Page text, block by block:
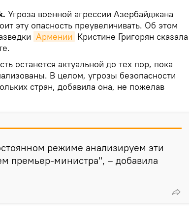
Угроза военной агрессии Азербайджана
эту опасность преувеличивать. Об этом
Армении Кристине Григорян сказала
останется актуальной до тех пор, пока
В целом, угрозы безопасности
стран, добавила она, не пожелав
режиме анализируем эти
премьер-министра", – добавила